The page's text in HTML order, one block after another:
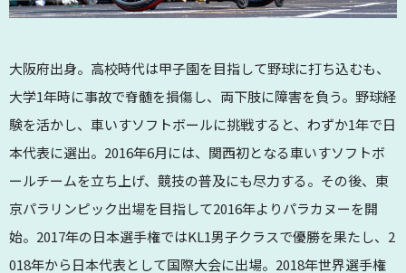
大阪府出身。高校時代は甲子園を目指して野球に打ち込むも、
大学1年時に事故で脊髄を損傷し、両下肢に障害を負う。野球経
験を活かし、車いすソフトボールに挑戦すると、わずか1年で日
本代表に選出。2016年6月には、関西初となる車いすソフトボ
ールチームを立ち上げ、競技の普及にも尽力する。その後、東
京パラリンピック出場を目指して2016年よりパラカヌーを開
始。2017年の日本選手権ではKL1男子クラスで優勝を果たし、2
018年から日本代表として国際大会に出場。2018年世界選手権